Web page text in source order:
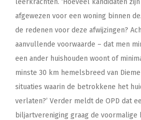
afgewezen voor een woning binnen
de redenen voor deze afwijzingen?
aanvullende voorwaarde – dat men
een ander huishouden woont of
minste 30 km hemelsbreed van
situaties waarin de betrokkene het
verlaten?’ Verder meldt de OPD dat
biljartvereniging graag de voormalige